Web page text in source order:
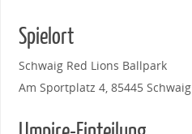
Spielort
Schwaig Red Lions Ballpark
Am Sportplatz 4, 85445 Schwaig